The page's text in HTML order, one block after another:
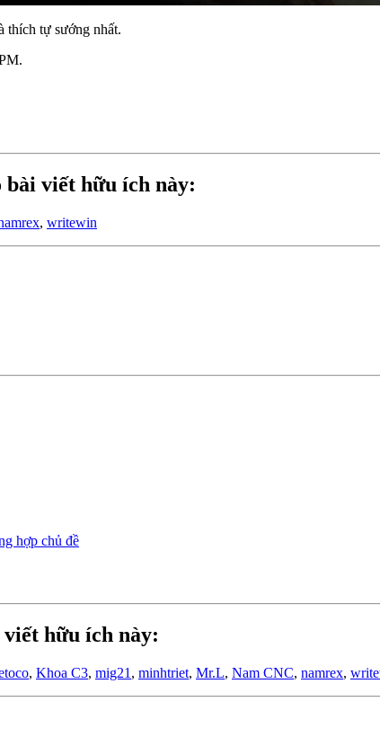
thích tự sướng nhất.
.
bài viết hữu ích này:
, writewin
hợp chủ đề
viết hữu ích này:
, Khoa C3, mig21 , minhtriet, Mr.L, Nam CNC, namrex,